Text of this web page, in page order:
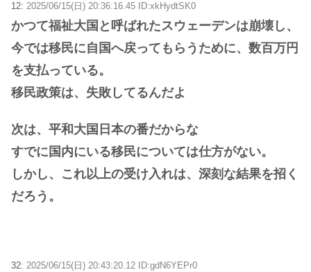
12: 2025/06/15(日) 20:36:16.45 ID:xkHydtSK0
かつて福祉大国と呼ばれたスウェーデンは崩壊し、
今では移民に自国へ戻ってもらうために、数百万円
を支払っている。
移民政策は、失敗してるんだよ
次は、平和大国日本の番だからな
すでに国内にいる移民については仕方がない。
しかし、これ以上の受け入れは、深刻な結果を招く
だろう。
32: 2025/06/15(日) 20:43:20.12 ID:gdN6YEPr0